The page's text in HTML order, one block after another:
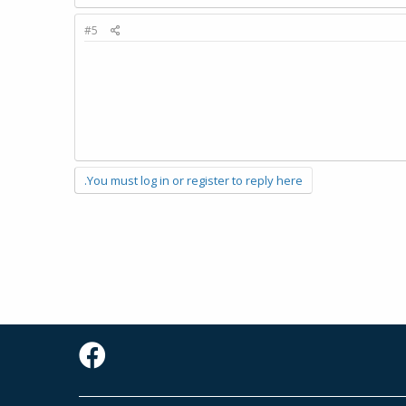
#5
You must log in or register to reply here.